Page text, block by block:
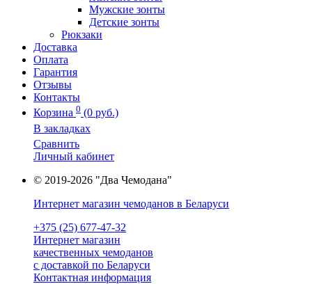
Мужские зонты
Детские зонты
Рюкзаки
Доставка
Оплата
Гарантия
Отзывы
Контакты
Корзина 0 (0 руб.)
В закладках
Сравнить
Личный кабинет
© 2019-2026 "Два Чемодана"
Интернет магазин чемоданов в Беларуси
+375 (25) 677-47-32
Интернет магазин
качественных чемоданов
с доставкой по Беларуси
Контактная информация